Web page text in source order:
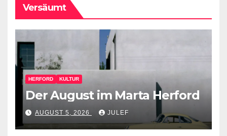
Versäumt
HERFORD KULTUR
Der August im Marta Herford
AUGUST 5, 2026 JULEF